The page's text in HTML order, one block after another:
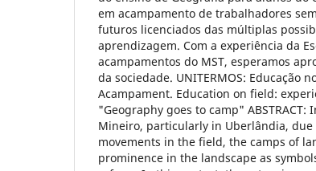
em acampamento de trabalhadores
futuros licenciados das múltiplas
aprendizagem. Com a experiência da
acampamentos do MST, esperamos
da sociedade. UNITERMOS: Educação
Acampament. Education on field:
"Geography goes to camp"
Mineiro, particularly in Uberlândia,
movements in the field, the camps of
prominence in the landscape as